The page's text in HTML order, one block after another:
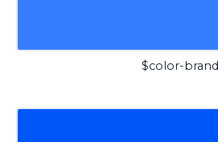
$color-brand